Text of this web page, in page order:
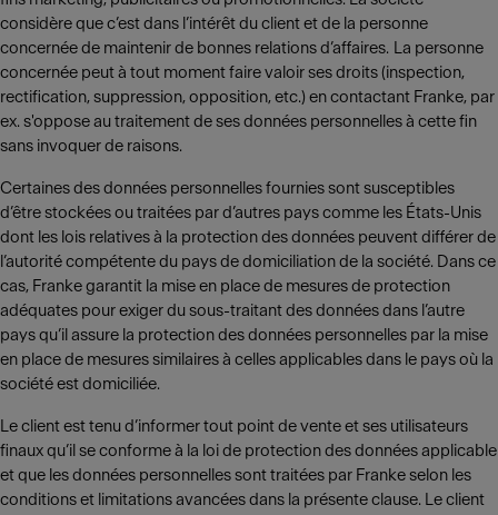
considère que c’est dans l’intérêt du client et de la personne
concernée de maintenir de bonnes relations d’affaires. La personne
concernée peut à tout moment faire valoir ses droits (inspection,
rectification, suppression, opposition, etc.) en contactant Franke, par
ex. s'oppose au traitement de ses données personnelles à cette fin
sans invoquer de raisons.
Certaines des données personnelles fournies sont susceptibles
d’être stockées ou traitées par d’autres pays comme les États-Unis
dont les lois relatives à la protection des données peuvent différer de
l’autorité compétente du pays de domiciliation de la société. Dans ce
cas, Franke garantit la mise en place de mesures de protection
adéquates pour exiger du sous-traitant des données dans l’autre
pays qu’il assure la protection des données personnelles par la mise
en place de mesures similaires à celles applicables dans le pays où la
société est domiciliée.
Le client est tenu d’informer tout point de vente et ses utilisateurs
finaux qu’il se conforme à la loi de protection des données applicable
et que les données personnelles sont traitées par Franke selon les
conditions et limitations avancées dans la présente clause. Le client